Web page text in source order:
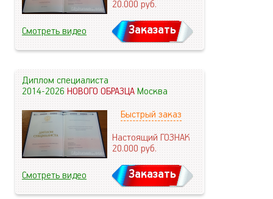
20.000руб.
Смотреть видео Заказать
Диплом специалиста
2014-2026НОВОГО ОБРАЗЦАМосква
Быстрый заказ
Настоящий ГОЗНАК
20.000руб.
Смотреть видео Заказать